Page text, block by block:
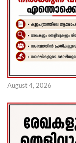
August 4, 2026